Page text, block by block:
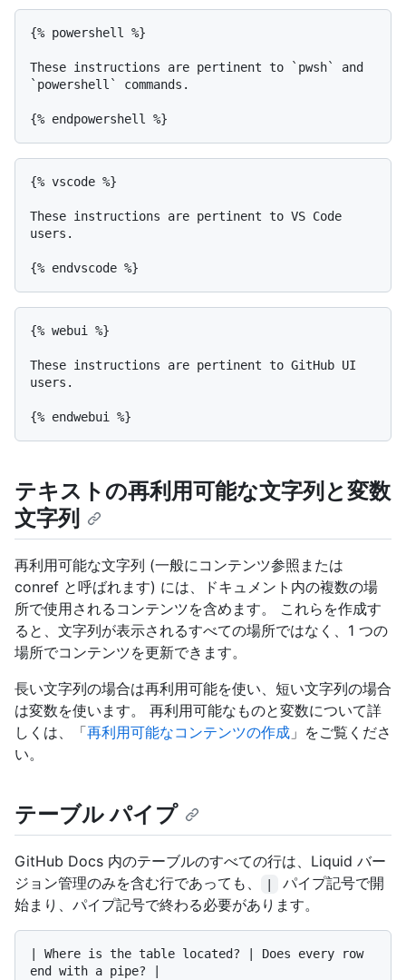
{% powershell %}
These instructions are pertinent to `pwsh` and
`powershell` commands.
{% vscode %}
These instructions are pertinent to VS Code
users.
{% webui %}
These instructions are pertinent to GitHub UI
users.
テキストの再利用可能な文字列と変数
文字列
再利用可能な文字列 (一般にコンテンツ参照または
conref と呼ばれます) には、ドキュメント内の複数の場
所で使用されるコンテンツを含めます。 これらを作成す
ると、文字列が表示されるすべての場所ではなく、1 つの
場所でコンテンツを更新できます。
長い文字列の場合は再利用可能を使い、短い文字列の場合
は変数を使います。 再利用可能なものと変数について詳
しくは、「再利用可能なコンテンツの作成 」をご覧くださ
い。
テーブル パイプ
GitHub Docs 内のテーブルのすべての行は、Liquid バー
ジョン管理のみを含む行であっても、
|
パイプ記号で開
始まり、パイプ記号で終わる必要があります。
| Where is the table located? | Does every row
end with a pipe? |